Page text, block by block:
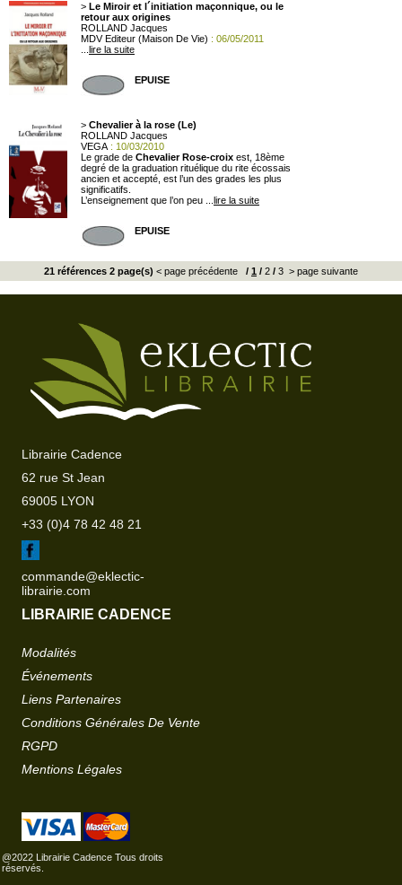
> Le Miroir et l´initiation maçonnique, ou le
retour aux origines
ROLLAND Jacques
MDV Editeur (Maison De Vie) : 06/05/2011
lire la suite
EPUISE
> Chevalier à la rose (Le)
ROLLAND Jacques
VEGA : 10/03/2010
Le grade de Chevalier Rose-croix est, 18ème
degré de la graduation rituélique du rite écossais
ancien et accepté, est l’un des grades les plus
significatifs.
L’enseignement que l’on peu ... lire la suite
EPUISE
21 références 2 page(s) < page précédente / 1 / 2 / 3 > page suivante
Librairie Cadence
62 rue St Jean
69005 LYON
+33 (0)4 78 42 48 21
commande@eklectic-
librairie.com
LIBRAIRIE CADENCE
Modalités
Événements
Liens Partenaires
Conditions Générales De Vente
RGPD
Mentions Légales
@2022 Librairie Cadence Tous droits
réservés.